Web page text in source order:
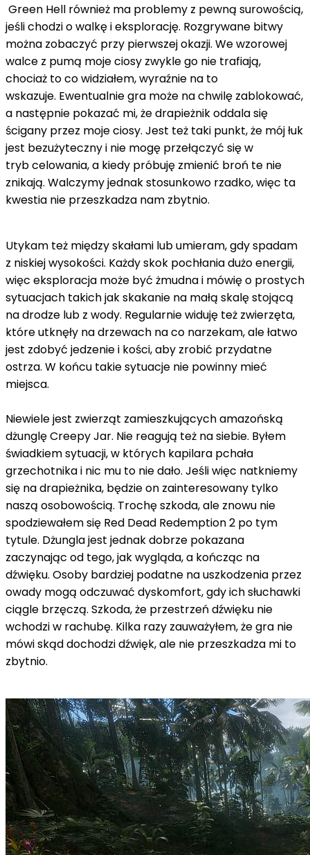
Green Hell również ma problemy z pewną surowością,
jeśli chodzi o walkę i eksplorację. Rozgrywane bitwy
można zobaczyć przy pierwszej okazji. We wzorowej
walce z pumą moje ciosy zwykle go nie trafiają,
chociaż to co widziałem, wyraźnie na to
wskazuje. Ewentualnie gra może na chwilę zablokować,
a następnie pokazać mi, że drapieżnik oddala się
ścigany przez moje ciosy. Jest też taki punkt, że mój łuk
jest bezużyteczny i nie mogę przełączyć się w
tryb celowania, a kiedy próbuję zmienić broń te nie
znikają. Walczymy jednak stosunkowo rzadko, więc ta
kwestia nie przeszkadza nam zbytnio.
Utykam też między skałami lub umieram, gdy spadam
z niskiej wysokości. Każdy skok pochłania dużo energii,
więc eksploracja może być żmudna i mówię o prostych
sytuacjach takich jak skakanie na małą skalę stojącą
na drodze lub z wody. Regularnie widuję też zwierzęta,
które utknęły na drzewach na co narzekam, ale łatwo
jest zdobyć jedzenie i kości, aby zrobić przydatne
ostrza. W końcu takie sytuacje nie powinny mieć
miejsca.
Niewiele jest zwierząt zamieszkujących amazońską
dżunglę Creepy Jar. Nie reagują też na siebie. Byłem
świadkiem sytuacji, w których kapilara pchała
grzechotnika i nic mu to nie dało. Jeśli więc natkniemy
się na drapieżnika, będzie on zainteresowany tylko
naszą osobowością. Trochę szkoda, ale znowu nie
spodziewałem się Red Dead Redemption 2 po tym
tytule. Dżungla jest jednak dobrze pokazana
zaczynając od tego, jak wygląda, a kończąc na
dźwięku. Osoby bardziej podatne na uszkodzenia przez
owady mogą odczuwać dyskomfort, gdy ich słuchawki
ciągle brzęczą. Szkoda, że ​​przestrzeń dźwięku nie
wchodzi w rachubę. Kilka razy zauważyłem, że gra nie
mówi skąd dochodzi dźwięk, ale nie przeszkadza mi to
zbytnio.